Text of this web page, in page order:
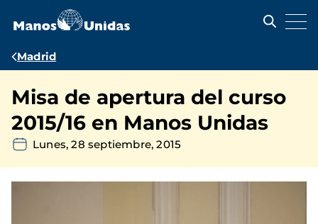
contenido
Ruta
navegación
Madrid
Misa de apertura del curso
2015/16 en Manos Unidas
Lunes, 28 septiembre, 2015